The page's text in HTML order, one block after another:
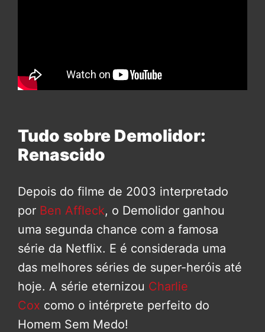
Tudo sobre Demolidor:
Renascido
Depois do filme de 2003 interpretado
por Ben Affleck, o Demolidor ganhou
uma segunda chance com a famosa
série da Netflix. E é considerada uma
das melhores séries de super-heróis até
hoje. A série eternizou Charlie
Cox como o intérprete perfeito do
Homem Sem Medo!